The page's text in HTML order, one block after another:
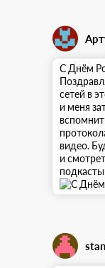
С Днём
сетей в
и меня
видео.
и